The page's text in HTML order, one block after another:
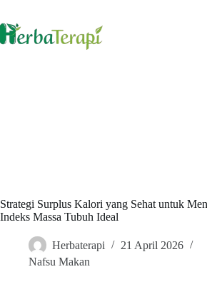
content
Strategi Surplus Kalori yang Sehat untuk
Indeks Massa Tubuh Ideal
Herbaterapi
21 April 2026
Nafsu Makan